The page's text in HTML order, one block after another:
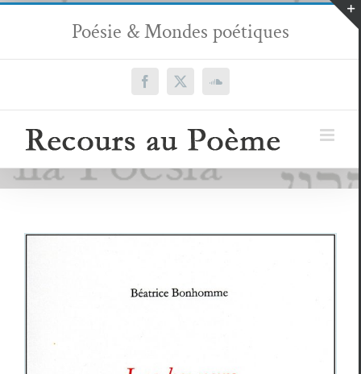
Passer
contenu
Poésie & Mondes poétiques
Facebook
X SoundCloud